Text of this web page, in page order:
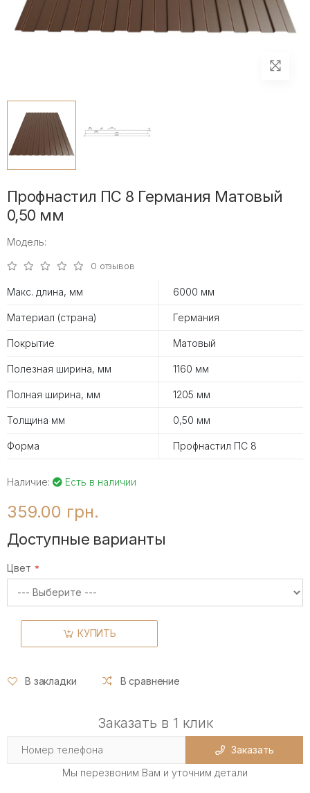
Профнастил ПС 8 Германия Матовый
0,50 мм
Модель:
0 отзывов
Макс. длина, мм 6000 мм
Материал (страна) Германия
Покрытие Матовый
Полезная ширина, мм 1160 мм
Полная ширина, мм 1205 мм
Толщина мм 0,50 мм
Форма Профнастил ПС 8
Наличие: Есть в наличии
359.00 грн.
Доступные варианты
Цвет
КУПИТЬ
В закладки В сравнение
Заказать в 1 клик
Заказать
Мы перезвоним Вам и уточним детали